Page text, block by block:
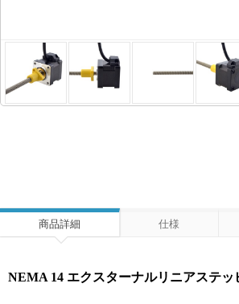
商品詳細 仕様
NEMA 14 エクスターナルリニアステッ